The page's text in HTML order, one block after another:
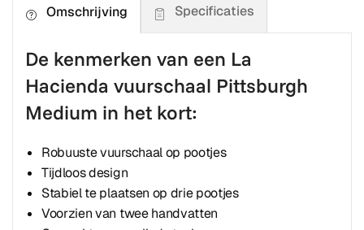
Omschrijving Specificaties
De kenmerken van een La
Hacienda vuurschaal Pittsburgh
Medium in het kort:
Robuuste vuurschaal op pootjes
Tijdloos design
Stabiel te plaatsen op drie pootjes
Voorzien van twee handvatten